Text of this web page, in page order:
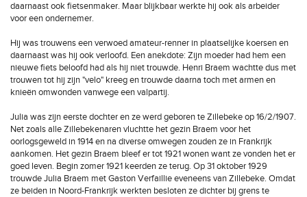
daarnaast ook fietsenmaker. Maar blijkbaar werkte hij ook als arbeider
voor een ondernemer.
Hij was trouwens een verwoed amateur-renner in plaatselijke koersen en
daarnaast was hij ook verloofd. Een anekdote: Zijn moeder had hem een
nieuwe fiets beloofd had als hij niet trouwde. Henri Braem wachtte dus met
trouwen tot hij zijn "velo" kreeg en trouwde daarna toch met armen en
knieën omwonden vanwege een valpartij.
Julia was zijn eerste dochter en ze werd geboren te Zillebeke op 16/2/1907.
Net zoals alle Zillebekenaren vluchtte het gezin Braem voor het
oorlogsgeweld in 1914 en na diverse omwegen zouden ze in Frankrijk
aankomen. Het gezin Braem bleef er tot 1921 wonen want ze vonden het er
goed leven. Begin zomer 1921 keerden ze terug. Op 31 oktober 1929
trouwde Julia Braem met Gaston Verfaillie eveneens van Zillebeke. Omdat
ze beiden in Noord-Frankrijk werkten besloten ze dichter bij grens te